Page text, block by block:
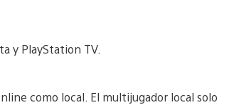
y PlayStation TV.
como local. El multijugador local solo